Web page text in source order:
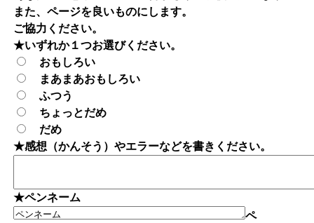
また、ページを良いものにします。
ご協力ください。
★いずれか１つお選びください。
おもしろい
まあまあおもしろい
ふつう
ちょっとだめ
だめ
★感想（かんそう）やエラーなどを書きください。
★ペンネーム
ペ